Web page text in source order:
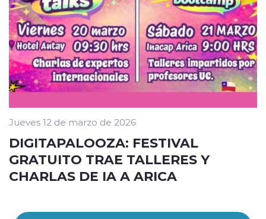
Jueves 12 de marzo de 2026
DIGITAPALOOZA: FESTIVAL
GRATUITO TRAE TALLERES Y
CHARLAS DE IA A ARICA